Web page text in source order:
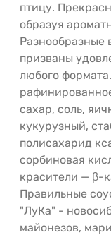
птицу.
образуя
Разнообразные
призваны
любого
сахар, соль,
кукурузный,
полисахарид
сорбиновая
красители — β-
Правильные
"ЛуКа" -
майонезов,